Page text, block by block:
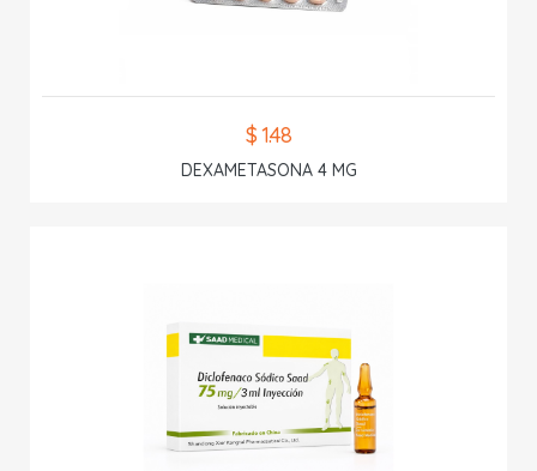
$ 1.48
DEXAMETASONA 4 MG